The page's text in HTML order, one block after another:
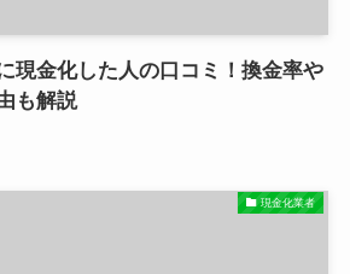
現金化した人の口コミ！換金率や
も解説
現金化業者